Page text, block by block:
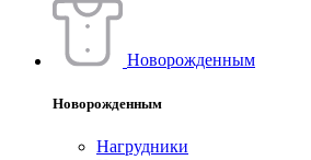
Новорожденным
Новорожденным
Нагрудники